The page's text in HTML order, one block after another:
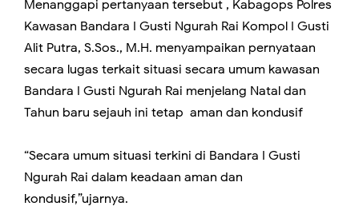
Menanggapi pertanyaan tersebut , Kabagops Polres
Kawasan Bandara I Gusti Ngurah Rai Kompol I Gusti
Alit Putra, S.Sos., M.H. menyampaikan pernyataan
secara lugas terkait situasi secara umum kawasan
Bandara I Gusti Ngurah Rai menjelang Natal dan
Tahun baru sejauh ini tetap aman dan kondusif
“Secara umum situasi terkini di Bandara I Gusti
Ngurah Rai dalam keadaan aman dan
kondusif,”ujarnya.